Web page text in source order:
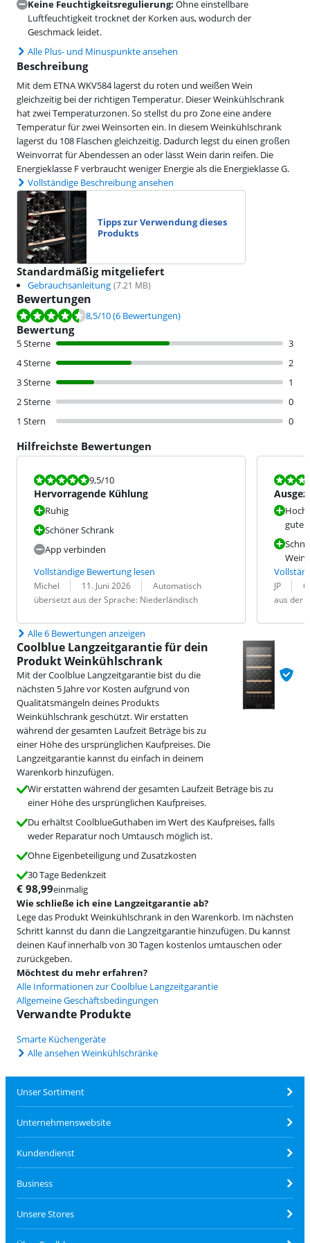
Keine Feuchtigkeitsregulierung: Ohne einstellbare
Luftfeuchtigkeit trocknet der Korken aus, wodurch der
Geschmack leidet.
Alle Plus- und Minuspunkte ansehen
Beschreibung
Mit dem ETNA WKV584 lagerst du roten und weißen Wein
gleichzeitig bei der richtigen Temperatur. Dieser Weinkühlschrank
hat zwei Temperaturzonen. So stellst du pro Zone eine andere
Temperatur für zwei Weinsorten ein. In diesem Weinkühlschrank
lagerst du 108 Flaschen gleichzeitig. Dadurch legst du einen großen
Weinvorrat für Abendessen an oder lässt Wein darin reifen. Die
Energieklasse F verbraucht weniger Energie als die Energieklasse G.
Vollständige Beschreibung ansehen
Tipps zur Verwendung dieses
Produkts
Standardmäßig mitgeliefert
Gebrauchsanleitung (7.21 MB)
Bewertungen
Bewertet mit 8,5 von 10, basierend auf 6 Bewertungen.
8,5/10(6 Bewertungen)
Bewertung
5 Sterne
3
4 Sterne
2
3 Sterne
1
2 Sterne
0
1 Stern
0
Hilfreichste Bewertungen
Bewertet mit 9,5 von 10.
9,5/10
Hervorragende Kühlung
Ruhig
Schöner Schrank
App verbinden
Vollständige Bewertung lesen
Bewertung von:
Michel
Datum: 11. Juni 2026
Übersetzung:
Automatisch
übersetzt aus der Sprache: Niederländisch
Bewertet
Bewertung
JP
Datum:
aus der
Alle 6 Bewertungen anzeigen
Coolblue Langzeitgarantie für dein
Produkt Weinkühlschrank
Mit der Coolblue Langzeitgarantie bist du die
nächsten 5 Jahre vor Kosten aufgrund von
Qualitätsmängeln deines Produkts
Weinkühlschrank geschützt. Wir erstatten
während der gesamten Laufzeit Beträge bis zu
einer Höhe des ursprünglichen Kaufpreises. Die
Langzeitgarantie kannst du einfach in deinem
Warenkorb hinzufügen.
Wir erstatten während der gesamten Laufzeit Beträge bis zu
einer Höhe des ursprünglichen Kaufpreises.
Du erhältst CoolblueGuthaben im Wert des Kaufpreises, falls
weder Reparatur noch Umtausch möglich ist.
Ohne Eigenbeteiligung und Zusatzkosten
30 Tage Bedenkzeit
€ 98,99einmalig
Wie schließe ich eine Langzeitgarantie ab?
Lege das Produkt Weinkühlschrank in den Warenkorb. Im nächsten
Schritt kannst du dann die Langzeitgarantie hinzufügen. Du kannst
deinen Kauf innerhalb von 30 Tagen kostenlos umtauschen oder
zurückgeben.
Möchtest du mehr erfahren?
Alle Informationen zur Coolblue Langzeitgarantie
Allgemeine Geschäftsbedingungen
Verwandte Produkte
Smarte Küchengeräte
Alle ansehen Weinkühlschränke
Unser Sortiment
Unternehmenswebsite
Kundendienst
Business
Unsere Stores